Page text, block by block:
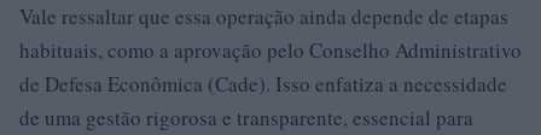
Vale ressaltar que essa operação ainda depende de etapas
habituais, como a aprovação pelo Conselho Administrativo
de Defesa Econômica (Cade). Isso enfatiza a necessidade
de uma gestão rigorosa e transparente, essencial para